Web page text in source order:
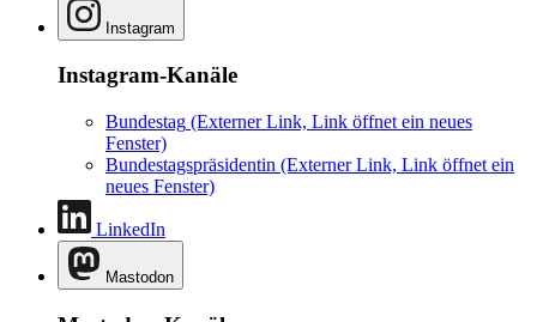
Instagram
Instagram-Kanäle
Bundestag (Externer Link, Link öffnet ein neues
Fenster)
Bundestagspräsidentin (Externer Link, Link öffnet ein
neues Fenster)
LinkedIn
Mastodon